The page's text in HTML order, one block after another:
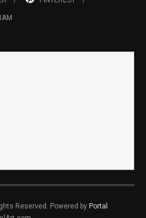
Reserved. Powered by Portal